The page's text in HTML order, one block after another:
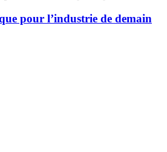
pour l’industrie de demain